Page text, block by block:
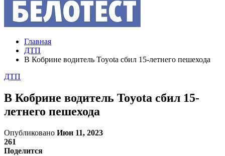
Главная
ДТП
В Кобрине водитель Toyota сбил 15-летнего пешехода
ДТП
В Кобрине водитель Toyota сбил 15-
летнего пешехода
Опубликовано Июн 11, 2023
261
Поделится